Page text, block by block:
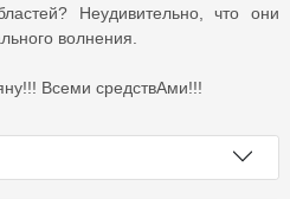
Неудивительно, что они
волнения.
Всеми средствАми!!!